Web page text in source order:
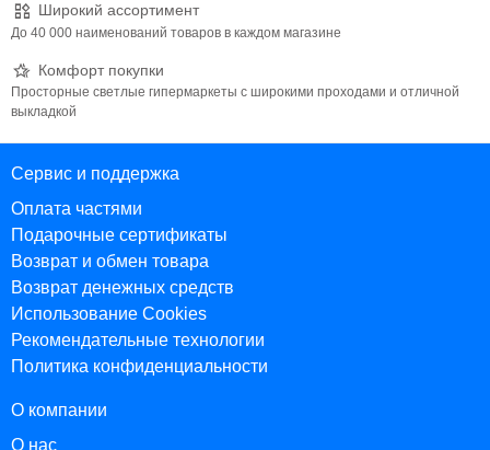
Широкий ассортимент
До 40 000 наименований товаров в каждом магазине
Комфорт покупки
Просторные светлые гипермаркеты с широкими проходами и отличной
выкладкой
Сервис и поддержка
Оплата частями
Подарочные сертификаты
Возврат и обмен товара
Возврат денежных средств
Использование Cookies
Рекомендательные технологии
Политика конфиденциальности
О компании
О нас